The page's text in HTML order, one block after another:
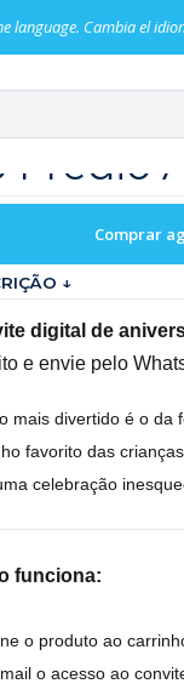
language. Cambia el
DPA com Foto
Prédio
Comprar
↓
digital de
e envie pelo
mais divertido é o da
favorito das
celebração
funciona:
o produto ao
o acesso ao